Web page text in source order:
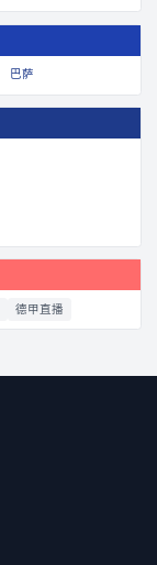
巴萨
德甲直播